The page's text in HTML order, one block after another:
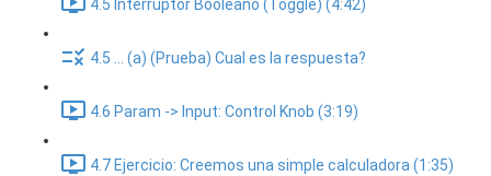
4.5 Interruptor Booleano (Toggle) (4:42)
4.5 ... (a) (Prueba) Cual es la respuesta?
4.6 Param -> Input: Control Knob (3:19)
4.7 Ejercicio: Creemos una simple calculadora (1:35)